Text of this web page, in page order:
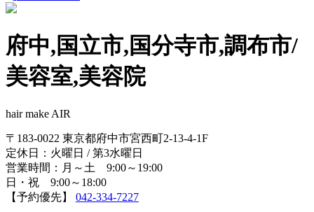
府中,国立市,国分寺市,調布市/
美容室,美容院
hair make AIR
〒183-0022 東京都府中市宮西町2-13-4-1F
定休日：火曜日 / 第3水曜日
営業時間：月～土 9:00～19:00
日・祝 9:00～18:00
【予約優先】 042-334-7227